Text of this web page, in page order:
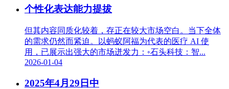
个性化表达能力提拔
但其内容同质化较着，存正在较大市场空白。当下全体
的需求仍然而紧迫。以蚂蚁阿福为代表的医疗 AI 使
用，已展示出强大的市场迸发力：◦石头科技：智...
2026-01-04
2025年4月29日中